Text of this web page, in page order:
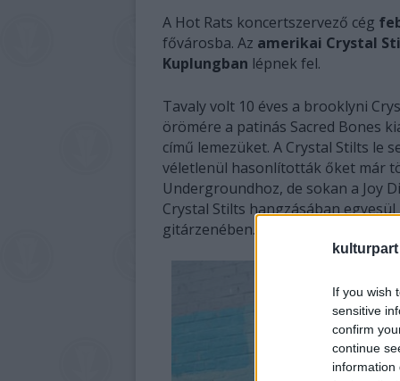
kulturpart
If you wish
sensitive
confirm
continue
information
A Hot Rats koncertszervező cég
fővárosba. Az amerikai Crystal
Kuplungban lépnek fel.
Tavaly volt 10 éves a brooklyni
örömére a patinás Sacred Bones
című lemezüket. A Crystal Stilts le
véletlenül hasonlították őket már
Undergroundhoz, de sokan a Joy
Crystal Stilts hangzásában
gitárzenében.